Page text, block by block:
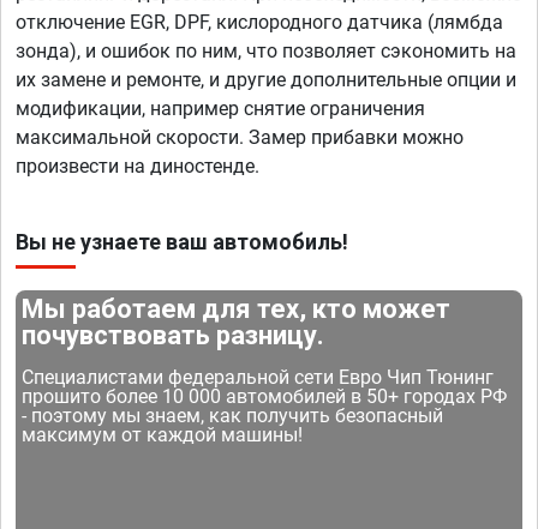
отключение EGR, DPF, кислородного датчика (лямбда
зонда), и ошибок по ним, что позволяет сэкономить на
их замене и ремонте, и другие дополнительные опции и
модификации, например снятие ограничения
максимальной скорости. Замер прибавки можно
произвести на диностенде.
Вы не узнаете ваш автомобиль!
Мы работаем для тех, кто может
почувствовать разницу.
Специалистами федеральной сети Евро Чип Тюнинг
прошито более 10 000 автомобилей в 50+ городах РФ
- поэтому мы знаем, как получить безопасный
максимум от каждой машины!